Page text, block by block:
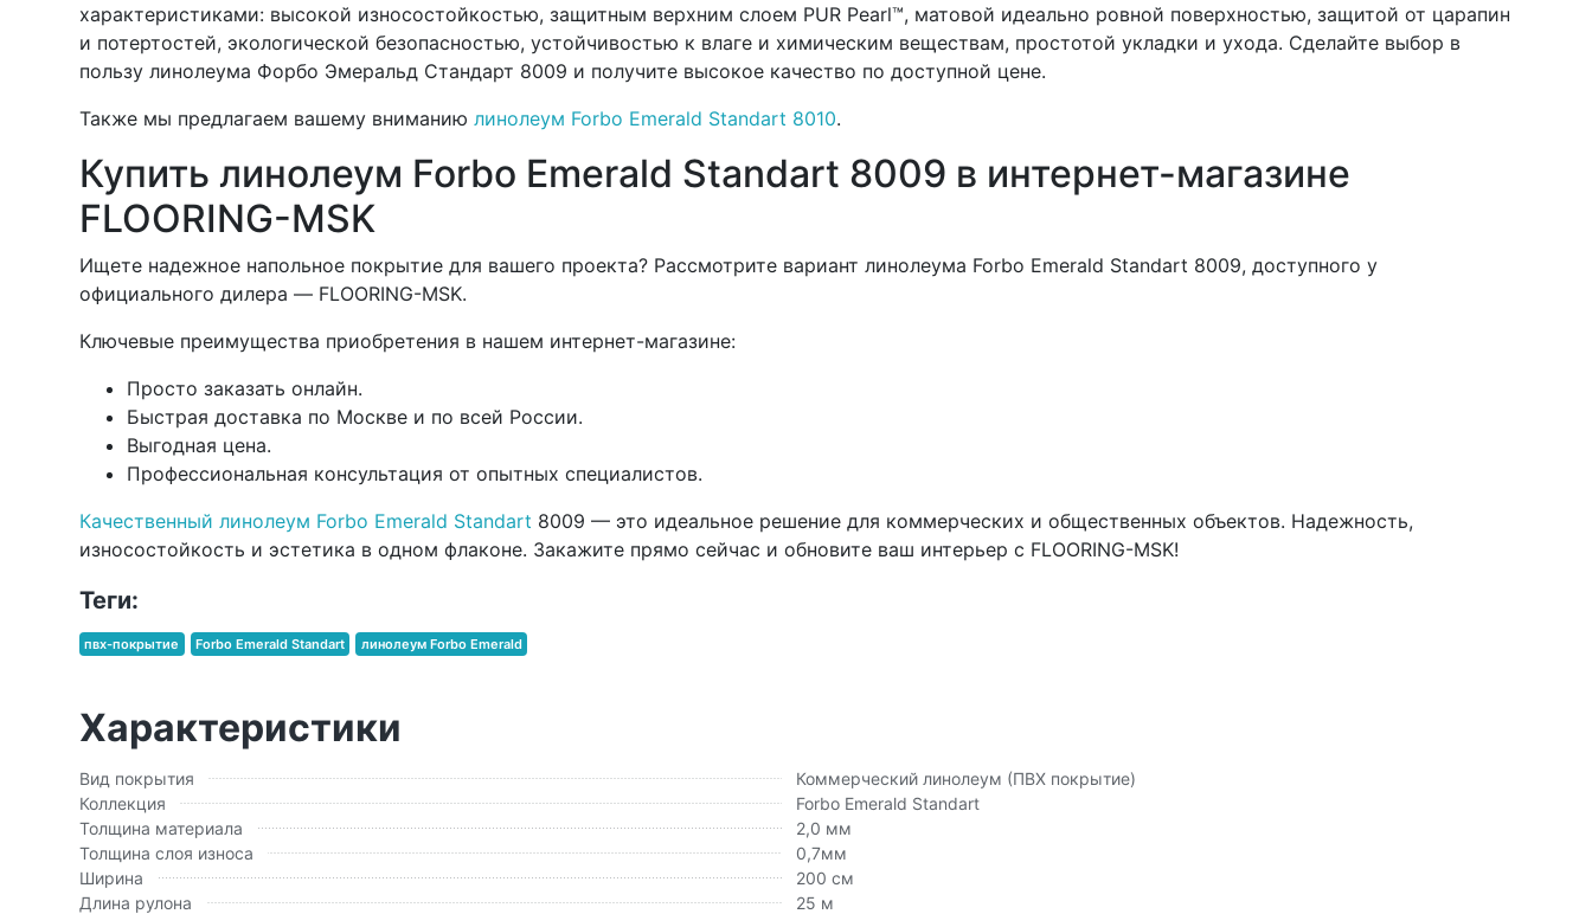
характеристиками: высокой износостойкостью, защитным верхним слоем PUR Pearl™, матовой идеально ровной поверхностью, защитой от царапин
и потертостей, экологической безопасностью, устойчивостью к влаге и химическим веществам, простотой укладки и ухода. Сделайте выбор в
пользу линолеума Форбо Эмеральд Стандарт 8009 и получите высокое качество по доступной цене.
Также мы предлагаем вашему вниманию линолеум Forbo Emerald Standart 8010.
Купить линолеум Forbo Emerald Standart 8009 в интернет-магазине
FLOORING-MSK
Ищете надежное напольное покрытие для вашего проекта? Рассмотрите вариант линолеума Forbo Emerald Standart 8009, доступного у
официального дилера — FLOORING-MSK.
Ключевые преимущества приобретения в нашем интернет-магазине:
Просто заказать онлайн.
Быстрая доставка по Москве и по всей России.
Выгодная цена.
Профессиональная консультация от опытных специалистов.
Качественный линолеум Forbo Emerald Standart 8009 — это идеальное решение для коммерческих и общественных объектов. Надежность,
износостойкость и эстетика в одном флаконе. Закажите прямо сейчас и обновите ваш интерьер с FLOORING-MSK!
Теги:
пвх-покрытие Forbo Emerald Standart линолеум Forbo Emerald
Характеристики
Вид покрытия
Коммерческий линолеум (ПВХ покрытие)
Коллекция
Forbo Emerald Standart
Толщина материала
2,0 мм
Толщина слоя износа
0,7мм
Ширина
200 см
Длина рулона
25 м